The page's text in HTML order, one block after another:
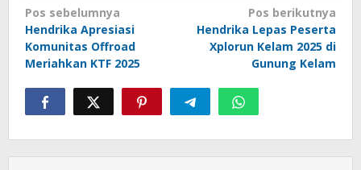
Navigasi
pos
Pos sebelumnya
Hendrika Apresiasi
Komunitas Offroad
Meriahkan KTF 2025
Pos berikutnya
Hendrika Lepas Peserta
Xplorun Kelam 2025 di
Gunung Kelam